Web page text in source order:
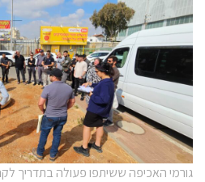
גורמי האכיפה ששיתפו פעולה בתדריך